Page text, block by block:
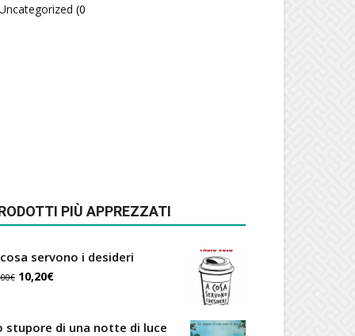
(0
PIÙ APPREZZATI
servono i desideri
€ Il
originale
10,20€Il
attuale
stupore di una notte di luce